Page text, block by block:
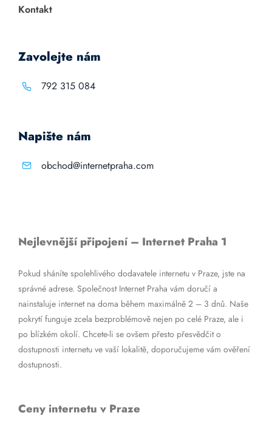
Kontakt
Zavolejte nám
792 315 084
Napište nám
obchod@internetpraha.com
Nejlevnější připojení – Internet Praha 1
Pokud sháníte spolehlivého dodavatele internetu v Praze, jste na
správné adrese. Společnost Internet Praha vám doručí a
nainstaluje internet na doma během maximálně 2 – 3 dnů. Naše
pokrytí funguje zcela bezproblémově nejen po celé Praze, ale i
po blízkém okolí. Chcete-li se ovšem přesto přesvědčit o
dostupnosti internetu ve vaší lokalitě, doporučujeme vám ověření
dostupnosti.
Ceny internetu v Praze